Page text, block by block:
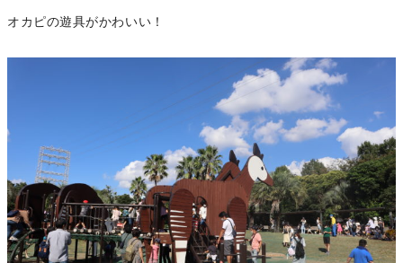
オカピの遊具がかわいい！